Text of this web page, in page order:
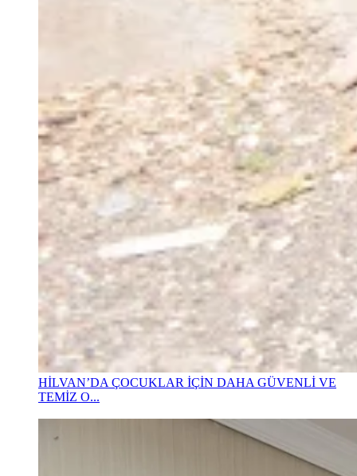
HİLVAN’DA ÇOCUKLAR İÇİN DAHA GÜVENLİ VE
TEMİZ O...